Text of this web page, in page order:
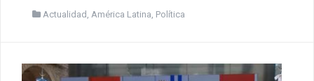
Por Patricia Ongania En medio de una tarde conmovida en
boliviano que defendía su democracia. Las democracias